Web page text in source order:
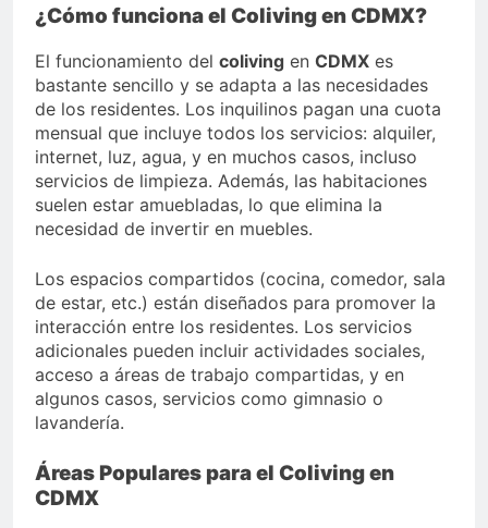
¿Cómo funciona el Coliving en CDMX?
El funcionamiento del coliving en CDMX es
bastante sencillo y se adapta a las necesidades
de los residentes. Los inquilinos pagan una cuota
mensual que incluye todos los servicios: alquiler,
internet, luz, agua, y en muchos casos, incluso
servicios de limpieza. Además, las habitaciones
suelen estar amuebladas, lo que elimina la
necesidad de invertir en muebles.
Los espacios compartidos (cocina, comedor, sala
de estar, etc.) están diseñados para promover la
interacción entre los residentes. Los servicios
adicionales pueden incluir actividades sociales,
acceso a áreas de trabajo compartidas, y en
algunos casos, servicios como gimnasio o
lavandería.
Áreas Populares para el Coliving en
CDMX